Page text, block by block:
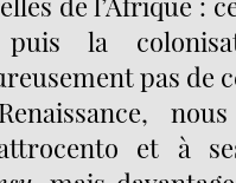
la
pas de
et à